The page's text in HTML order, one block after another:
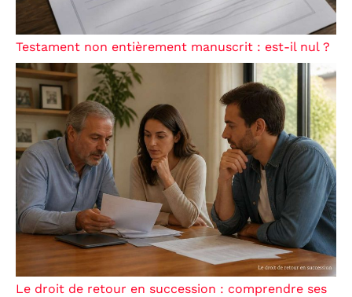
Testament non entièrement manuscrit : est-il nul ?
Le droit de retour en succession : comprendre ses